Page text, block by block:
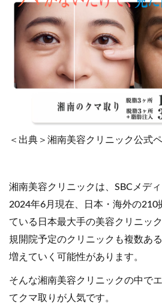
＜出典＞湘南美容クリニック公式
湘南美容クリニックは、SBCメデ
2024年6月現在、日本・海外の210
ている日本最大手の美容クリニッ
規開院予定のクリニックも複数あ
増えていく可能性があります。
そんな湘南美容クリニックの中で
てクマ取りが人気です。